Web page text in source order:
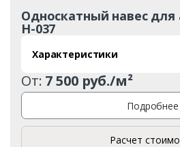
Односкатный навес
Н-037
Характеристики
От: 7 500 руб./м²
Подробнее
Расчет